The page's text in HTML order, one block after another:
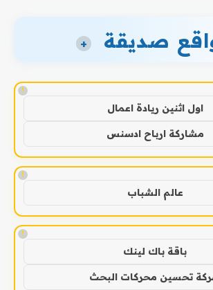
صديقة +
!
اول اثنين ريادة اعمال
مشاركة ارباح ادسنس
!
عالم الشباب
!
باقة باك لينك
تحسين محركات البحث